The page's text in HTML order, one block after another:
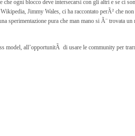
ogni blocco deve intersecarsi con gli altri e se ci
Jimmy Wales, ci ha raccontato perÃ² che
sperimentazione pura che man mano si Ã¨ trovata
model, all’opportunitÃ di usare le community per